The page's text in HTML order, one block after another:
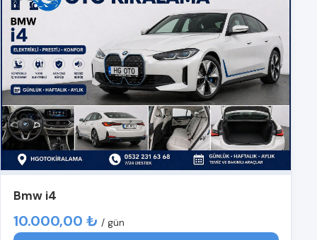
Bmw i4
10.000,00 ₺ / gün